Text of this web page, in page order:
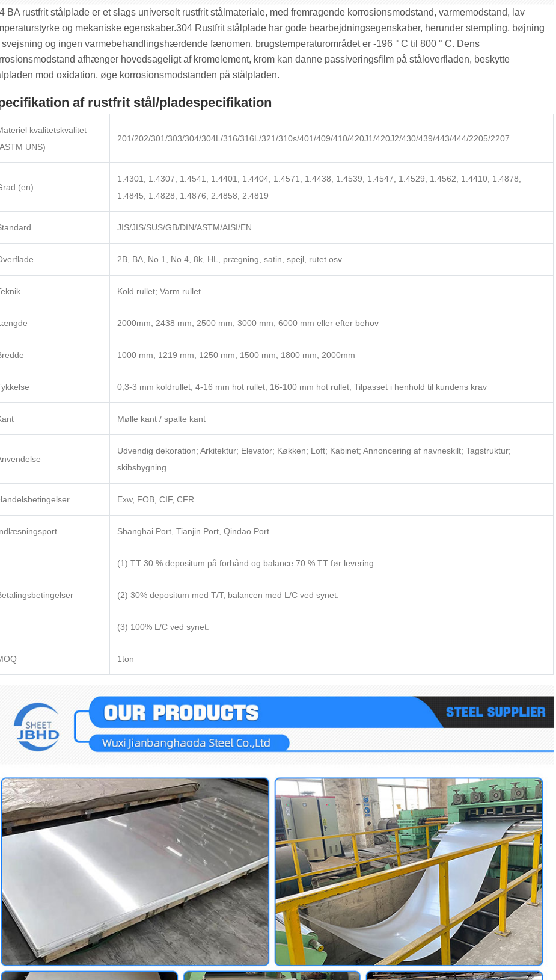
BA rustfrit stålplade er et slags universelt rustfrit stålmateriale, med fremragende korrosionsmodstand, varmemodstand, lav
og mekaniske egenskaber.304 Rustfrit stålplade har gode bearbejdningsegenskaber, herunder stempling, bøjning
svejsning og ingen varmebehandlingshærdende fænomen, brugstemperaturområdet er -196 ° C til 800 ° C‌. Dens
afhænger hovedsageligt af kromelement, krom kan danne passiveringsfilm på ståloverfladen, beskytte
mod oxidation, øge korrosionsmodstanden på stålpladen.
af rustfrit stål/pladespecifikation
kvalitetskvalitet
UNS)
201/202/301/303/304/304L/316/316L/321/310s/401/409/410/420J1/420J2/430/439/443/444/2205/2207
(en)
1.4301, 1.4307, 1.4541, 1.4401, 1.4404, 1.4571, 1.4438, 1.4539, 1.4547, 1.4529, 1.4562, 1.4410, 1.4878,
1.4845, 1.4828, 1.4876, 2.4858, 2.4819
JIS/JIS/SUS/GB/DIN/ASTM/AISI/EN
2B, BA, No.1, No.4, 8k, HL, prægning, satin, spejl, rutet osv.
Kold rullet; Varm rullet
2000mm, 2438 mm, 2500 mm, 3000 mm, 6000 mm eller efter behov
1000 mm, 1219 mm, 1250 mm, 1500 mm, 1800 mm, 2000mm
0,3-3 mm koldrullet; 4-16 mm hot rullet; 16-100 mm hot rullet; Tilpasset i henhold til kundens krav
Mølle kant / spalte kant
Udvendig dekoration; Arkitektur; Elevator; Køkken; Loft; Kabinet; Annoncering af navneskilt; Tagstruktur;
skibsbygning
Exw, FOB, CIF, CFR
Shanghai Port, Tianjin Port, Qindao Port
(1) TT 30 % depositum på forhånd og balance 70 % TT før levering.
(2) 30% depositum med T/T, balancen med L/C ved synet.
(3) 100% L/C ved synet.
1ton